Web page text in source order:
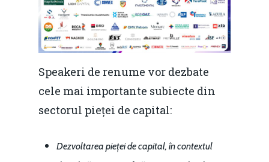
Speakeri de renume vor dezbate
cele mai importante subiecte din
sectorul pieței de capital:
Dezvoltarea pieței de capital, în contextul